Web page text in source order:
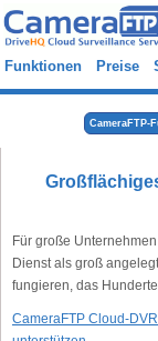
Funktionen Preise
CameraFTP-
Für große
Dienst als groß
fungieren, das
CameraFTP Cloud-